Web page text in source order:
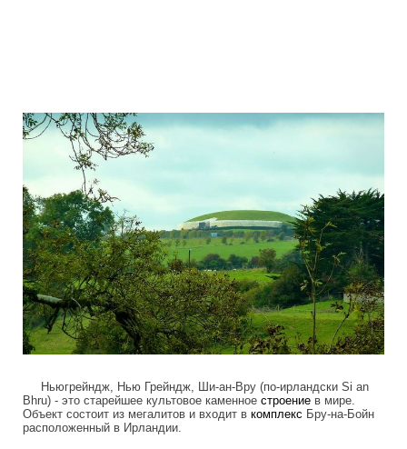
Ньюгрейндж, Нью Грейндж, Ши-ан-Вру (по-ирландски Si an
Bhru) - это старейшее культовое каменное строение в мире.
Объект состоит из мегалитов и входит в комплекс Бру-на-Бойн
расположенный в Ирландии.